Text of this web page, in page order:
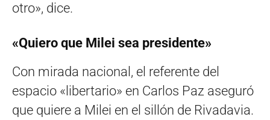
otro», dice.
«Quiero que Milei sea presidente»
Con mirada nacional, el referente del
espacio «libertario» en Carlos Paz aseguró
que quiere a Milei en el sillón de Rivadavia.